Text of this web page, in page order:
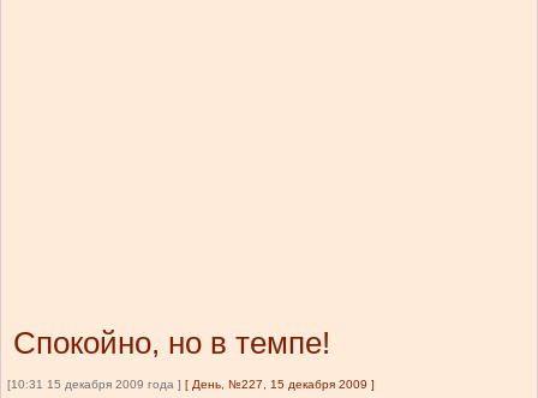
Спокойно, но в темпе!
[10:31 15 декабря 2009 года ] [ День, №227, 15 декабря 2009 ]